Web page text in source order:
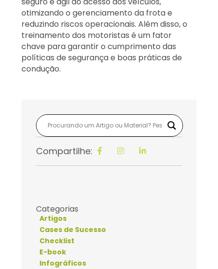
otimizando o gerenciamento da frota e
reduzindo riscos operacionais. Além disso, o
treinamento dos motoristas é um fator
chave para garantir o cumprimento das
políticas de segurança e boas práticas de
condução.
Compartilhe:
Categorias
Artigos
Cases de Sucesso
Checklist
E-book
Infográficos